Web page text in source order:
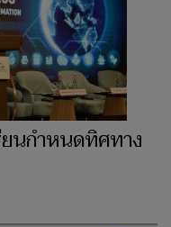
นกำหนดทิศทาง